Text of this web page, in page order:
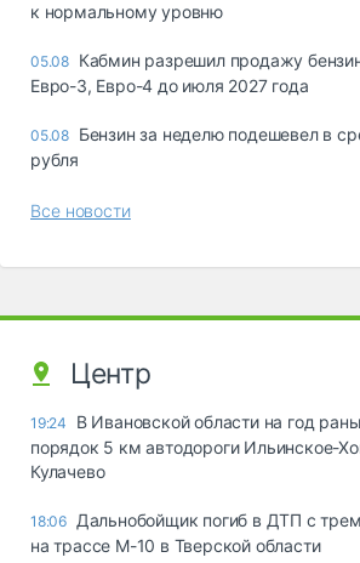
к нормальному уровню
05.08 Кабмин разрешил продажу
Евро-3, Евро-4 до июля 2027 года
05.08 Бензин за неделю подешевел в
рубля
Все новости
Центр
19:24
В Ивановской области на год
порядок 5 км автодороги Ильинское-
Кулачево
18:06 Дальнобойщик погиб в ДТП с
на трассе М-10 в Тверской области